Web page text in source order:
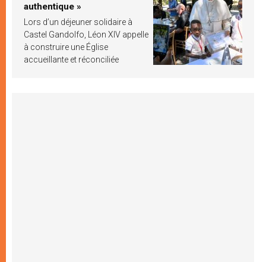
authentique »
Lors d’un déjeuner solidaire à
Castel Gandolfo, Léon XIV appelle
à construire une Église
accueillante et réconciliée